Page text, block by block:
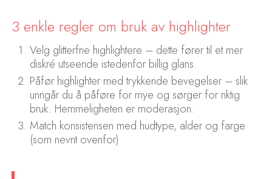
3 enkle regler om bruk av highlighter
Velg glitterfrie highlightere – dette fører til et mer
diskré utseende istedenfor billig glans.
Påfør highlighter med trykkende bevegelser – slik
unngår du å påføre for mye og sørger for riktig
bruk. Hemmeligheten er moderasjon.
Match konsistensen med hudtype, alder og farge
(som nevnt ovenfor)